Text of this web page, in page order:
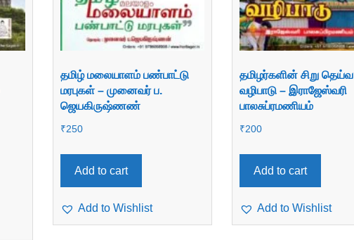
தமிழ் மலையாளம் பண்பாட்டு
மரபுகள் – முனைவர் ப.
ஜெயகிருஷ்ணண்
₹250
Add to cart
Add to Wishlist
தமிழர்களின் சிறு தெய்வ
வழிபாடு – இராஜேஸ்வரி
பாலசுப்ரமணியம்
₹200
Add to cart
Add to Wishlist